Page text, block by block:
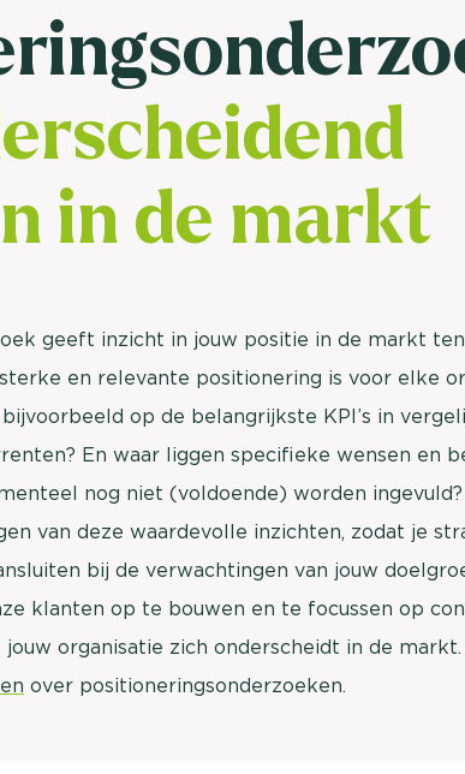
in de markt
geeft inzicht in jouw positie in de markt
en relevante positionering is voor elke
op de belangrijkste KPI’s in
En waar liggen specifieke wensen en
nog niet (voldoende) worden
van deze waardevolle inzichten, zodat je
bij de verwachtingen van jouw
klanten op te bouwen en te focussen op
organisatie zich onderscheidt in de
over positioneringsonderzoeken.